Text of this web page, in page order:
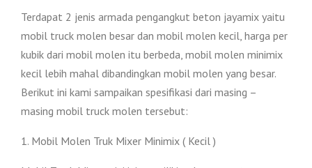
Terdapat 2 jenis armada pengangkut beton jayamix yaitu
mobil truck molen besar dan mobil molen kecil, harga per
kubik dari mobil molen itu berbeda, mobil molen minimix
kecil lebih mahal dibandingkan mobil molen yang besar.
Berikut ini kami sampaikan spesifikasi dari masing –
masing mobil truck molen tersebut:
1. Mobil Molen Truk Mixer Minimix ( Kecil )